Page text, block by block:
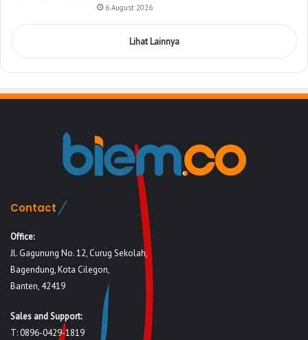
6 August 2026
Lihat Lainnya
Contact
Office:
Jl. Gagunung No. 12, Curug Sekolah,
Bagendung, Kota Cilegon,
Banten, 42419
Sales and Support:
T: 0896-0429-1819